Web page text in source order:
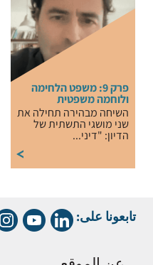
פרק 9: משפט הלחימה
ולוחמה משפטית
השיחה מבהירה תחילה את
שני מושגי התשתית של
הדיון: "דיני...
تابعونا على: